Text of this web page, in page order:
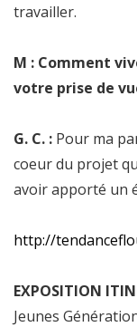
travailler.
M : Comment
votre prise de
G. C. : Pour ma
coeur du projet
avoir apporté un
http://
EXPOSITION
Jeunes